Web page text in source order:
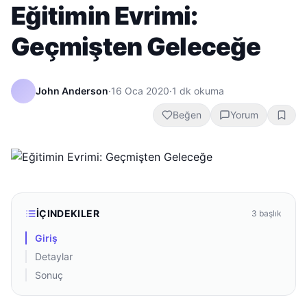
Eğitimin Evrimi:
Geçmişten Geleceğe
John Anderson·16 Oca 2020·1 dk okuma
Beğen Yorum
İÇINDEKILER 3 başlık
Giriş
Detaylar
Sonuç